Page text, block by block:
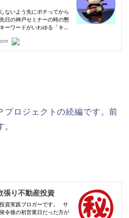
プロジェクトの続編です。前